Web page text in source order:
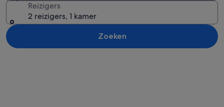
Reizigers
2 reizigers, 1 kamer
Zoeken